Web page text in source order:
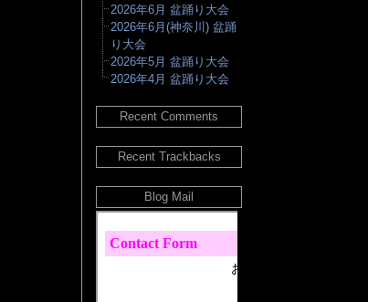
2026年6月 盆踊り大会
2026年6月(神奈川) 盆踊
り大会
2026年5月 盆踊り大会
2026年4月 盆踊り大会
Recent Comments
Recent Trackbacks
Blog Mail